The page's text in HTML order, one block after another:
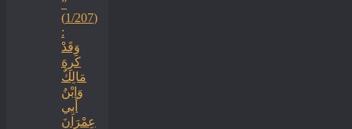
”
(1/207)
:
وَقَدْ
كَرِهَ
مَالِكٌ
وَابْنُ
أَبِي
عِمْرَانَ